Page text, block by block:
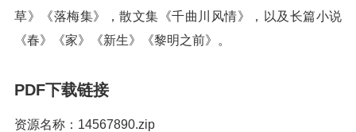
草》《落梅集》，散文集《千曲川风情》，以及长篇小说
《春》《家》《新生》《黎明之前》。
PDF下载链接
资源名称：14567890.zip